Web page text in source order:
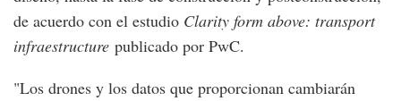
de acuerdo con el estudio Clarity form above: transport
infraestructure publicado por PwC.
"Los drones y los datos que proporcionan cambiarán